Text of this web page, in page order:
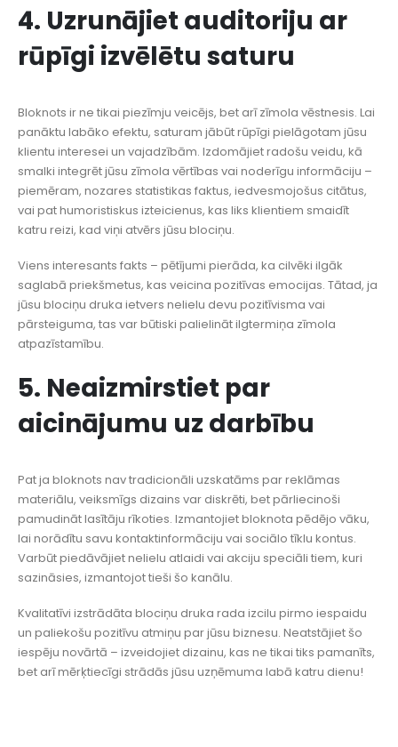
4. Uzrunājiet auditoriju ar
rūpīgi izvēlētu saturu
Bloknots ir ne tikai piezīmju veicējs, bet arī zīmola vēstnesis. Lai
panāktu labāko efektu, saturam jābūt rūpīgi pielāgotam jūsu
klientu interesei un vajadzībām. Izdomājiet radošu veidu, kā
smalki integrēt jūsu zīmola vērtības vai noderīgu informāciju –
piemēram, nozares statistikas faktus, iedvesmojošus citātus,
vai pat humoristiskus izteicienus, kas liks klientiem smaidīt
katru reizi, kad viņi atvērs jūsu blociņu.
Viens interesants fakts – pētījumi pierāda, ka cilvēki ilgāk
saglabā priekšmetus, kas veicina pozitīvas emocijas. Tātad, ja
jūsu blociņu druka ietvers nelielu devu pozitīvisma vai
pārsteiguma, tas var būtiski palielināt ilgtermiņa zīmola
atpazīstamību.
5. Neaizmirstiet par
aicinājumu uz darbību
Pat ja bloknots nav tradicionāli uzskatāms par reklāmas
materiālu, veiksmīgs dizains var diskrēti, bet pārliecinoši
pamudināt lasītāju rīkoties. Izmantojiet bloknota pēdējo vāku,
lai norādītu savu kontaktinformāciju vai sociālo tīklu kontus.
Varbūt piedāvājiet nelielu atlaidi vai akciju speciāli tiem, kuri
sazināsies, izmantojot tieši šo kanālu.
Kvalitatīvi izstrādāta blociņu druka rada izcilu pirmo iespaidu
un paliekošu pozitīvu atmiņu par jūsu biznesu. Neatstājiet šo
iespēju novārtā – izveidojiet dizainu, kas ne tikai tiks pamanīts,
bet arī mērķtiecīgi strādās jūsu uzņēmuma labā katru dienu!